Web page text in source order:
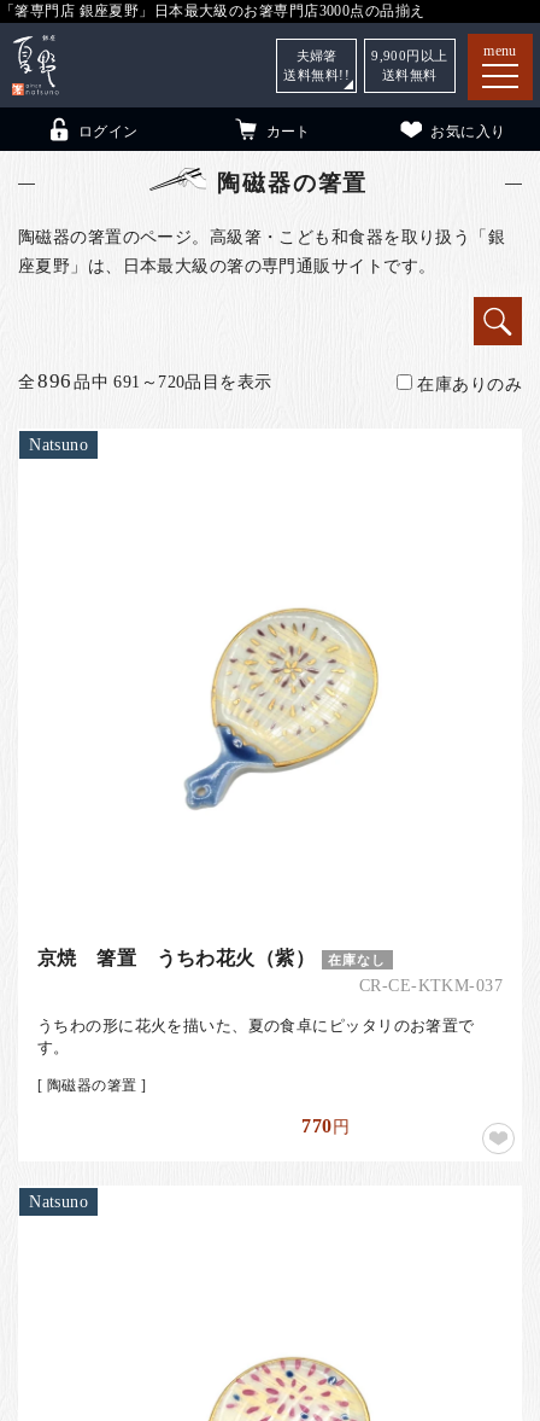
「箸専門店 銀座夏野」日本最大級のお箸専門店3000点の品揃え
menu
ご利用ガイド
ログイン カート お気に入り
夫婦箸
送料無料!!
9,900 円以上
送料無料
陶磁器の箸置
陶磁器の箸置のページ。高級箸・こども和食器を取り扱う「銀
座夏野」は、日本最大級の箸の専門通販サイトです。
全896品中 691～720品目を表示 在庫ありのみ
Natsuno
京焼 箸置 うちわ花火（紫） 在庫なし
CR-CE-KTKM-037
うちわの形に花火を描いた、夏の食卓にピッタリのお箸置で
す。
[ 陶磁器の箸置 ]
770円
Natsuno